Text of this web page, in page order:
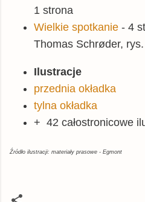
1 strona
Wielkie spotkanie - 4
Thomas Schrøder,
Ilustracje
przednia okładka
tylna okładka
+ 42 całostronicowe
Źródło ilustracji: materiały prasowe - Egmont